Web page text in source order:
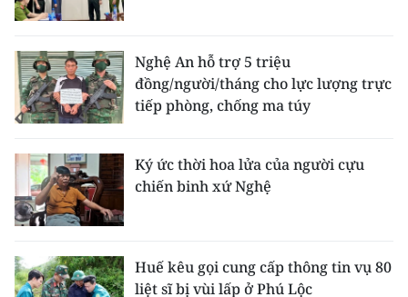
ESPAÑOL
한국어
Nghệ An hỗ trợ 5 triệu
đồng/người/tháng cho lực lượng trực
tiếp phòng, chống ma túy
Ký ức thời hoa lửa của người cựu
chiến binh xứ Nghệ
Huế kêu gọi cung cấp thông tin vụ 80
liệt sĩ bị vùi lấp ở Phú Lộc